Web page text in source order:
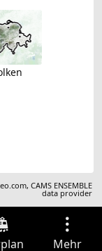
,CAMS ENSEMBLE
data provider
Mehr